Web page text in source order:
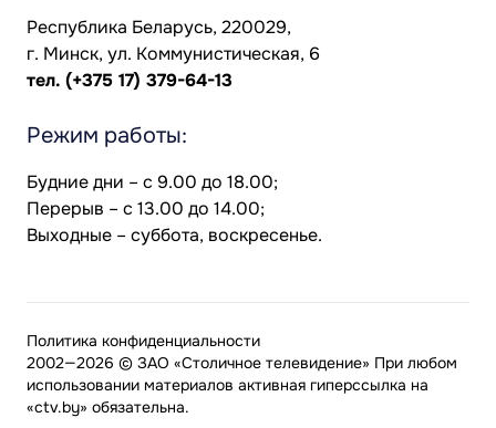
Республика Беларусь, 220029,
г. Минск, ул. Коммунистическая, 6
тел. (+375 17) 379-64-13
Режим работы:
Будние дни – с 9.00 до 18.00;
Перерыв – с 13.00 до 14.00;
Выходные – суббота, воскресенье.
2002—2026 © ЗАО «Столичное телевидение» При любом
использовании материалов активная гиперссылка на
«ctv.by» обязательна.
Политика конфиденциальности